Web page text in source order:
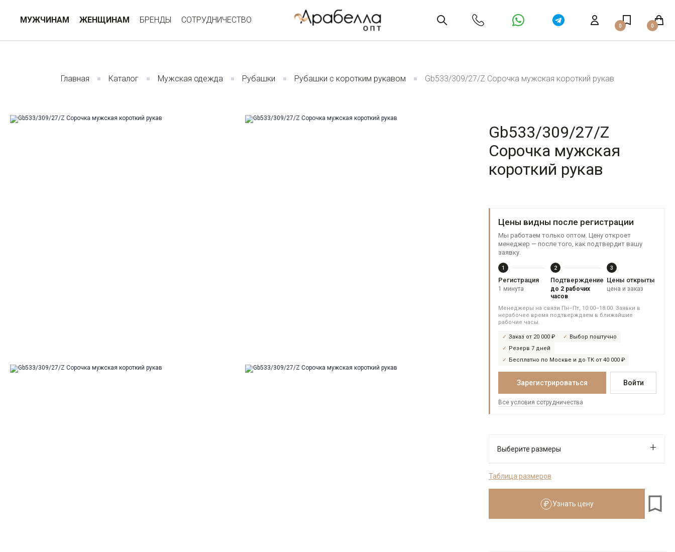
МУЖЧИНАМ ЖЕНЩИНАМ БРЕНДЫ СОТРУДНИЧЕСТВО
0 0
Главная Каталог Мужская одежда Рубашки Рубашки с коротким рукавом Gb533/309/27/Z Сорочка мужская короткий рукав
Gb533/309/27/Z
Сорочка мужская
короткий рукав
Цены видны после регистрации
Мы работаем только оптом. Цену откроет
менеджер — после того, как подтвердит вашу
заявку.
1
Регистрация
1 минута
2
Подтверждение
до 2 рабочих
часов
3
Цены открыты
цена и заказ
Менеджеры на связи Пн–Пт, 10:00–18:00. Заявки в
нерабочее время подтверждаем в ближайшие
рабочие часы.
Заказ от 20 000 ₽
Выбор поштучно
Резерв 7 дней
Бесплатно по Москве и до ТК от 40 000 ₽
Зарегистрироваться Войти
Все условия сотрудничества
Выберите размеры
Таблица размеров
Узнать цену